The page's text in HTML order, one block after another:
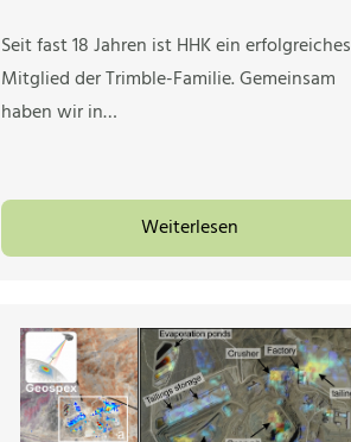
Seit fast 18 Jahren ist HHK ein erfolgreiches
Mitglied der Trimble-Familie. Gemeinsam
haben wir in…
Weiterlesen